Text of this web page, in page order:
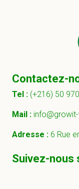
Contactez-
Tel : (+216) 50
Mail :
Adresse : 6 Rue
Suivez-nous